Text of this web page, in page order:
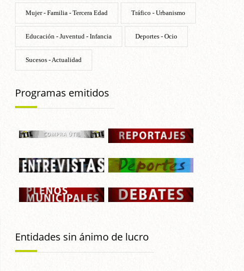
Mujer - Familia - Tercera Edad Tráfico - Urbanismo
Educación - Juventud - Infancia Deportes - Ocio
Sucesos - Actualidad
Programas emitidos
Entidades sin ánimo de lucro